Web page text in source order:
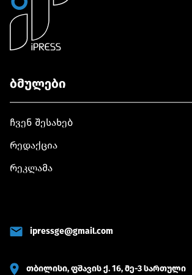
ბმულები
ჩვენ შესახებ
რედაქცია
რეკლამა
ipressge@gmail.com
თბილისი, ფშავის ქ. 16, მე-3 სართული